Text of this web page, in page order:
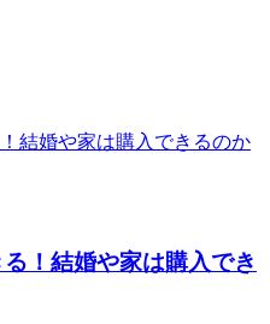
！結婚や家は購入でき